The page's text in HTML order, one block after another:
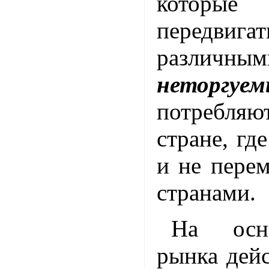
стране,
и не
странами.
На
рынка